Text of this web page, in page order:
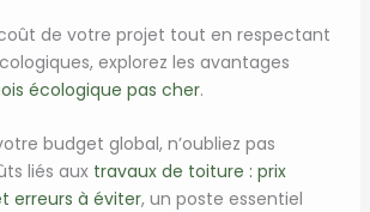
de votre projet tout en respectant
explorez les avantages
écologique pas cher.
budget global, n’oubliez pas
liés aux travaux de toiture : prix
erreurs à éviter, un poste essentiel